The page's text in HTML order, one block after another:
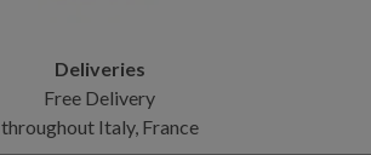
Deliveries
Free Delivery
throughout Italy, France